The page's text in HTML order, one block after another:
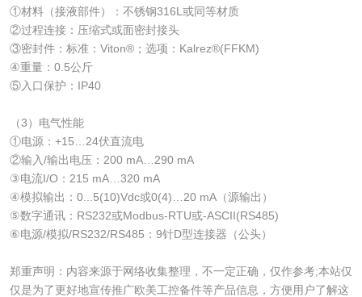
①材料（接液部件）：不锈钢316L或同等材质
②过程连接：压缩式或面密封接头
③密封件：标准：Viton®；选项：Kalrez®(FFKM)
④重量：0.5公斤
⑤入口保护：IP40
（3）电气性能
①电源：+15…24伏直流电
②输入/输出电压：200 mA…290 mA
③电流I/O：215 mA…320 mA
④模拟输出：0...5(10)Vdc或0(4)…20 mA（源输出）
⑤数字通讯：RS232或Modbus-RTU或-ASCII(RS485)
⑥电源/模拟/RS232/RS485：9针D型连接器（公头）
郑重声明：内容来源于网络收集整理，不一定正确，仅作参考;本站仅
仅是为了更好地宣传推广欧美工控备件等产品信息，方便用户了解这